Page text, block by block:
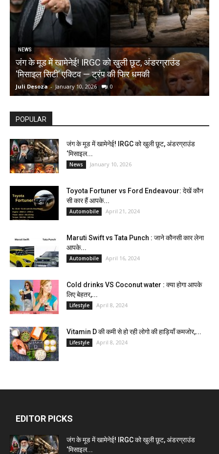
NEWS
जंग के मूड में खामेनेई! IRGC को खुली छूट, अंडरग्राउंड
‘मिसाइल सिटी’ एक्टिव — ट्रंप की फिर धमकी
Juli Desoza - January 10, 2026 0
POPULAR
जंग के मूड में खामेनेई! IRGC को खुली छूट, अंडरग्राउंड
‘मिसाइल...
News January 10, 2026
Toyota Fortuner vs Ford Endeavour: देखें कौन
सी कार हैं आपके...
Automobile April 21, 2024
Maruti Swift vs Tata Punch : जाने कौनसी कार लेना
आपके...
Automobile April 16, 2024
Cold drinks VS Coconut water : क्या होगा आपके
लिए बेहतर,...
Lifestyle April 8, 2024
Vitamin D की कमी से हो रही लोगो की हाड़ियाँ कमजोर,...
Lifestyle April 8, 2024
EDITOR PICKS
जंग के मूड में खामेनेई! IRGC को खुली छूट, अंडरग्राउंड
‘मिसाइल...